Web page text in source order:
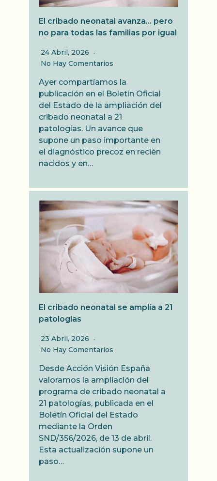
El cribado neonatal avanza… pero
no para todas las familias por igual
24 Abril, 2026
No Hay Comentarios
Ayer compartíamos la
publicación en el Boletín Oficial
del Estado de la ampliación del
cribado neonatal a 21
patologías. Un avance que
supone un paso importante en
el diagnóstico precoz en recién
nacidos y en…
El cribado neonatal se amplía a 21
patologías
23 Abril, 2026
No Hay Comentarios
Desde Acción Visión España
valoramos la ampliación del
programa de cribado neonatal a
21 patologías, publicada en el
Boletín Oficial del Estado
mediante la Orden
SND/356/2026, de 13 de abril.
Esta actualización supone un
paso…